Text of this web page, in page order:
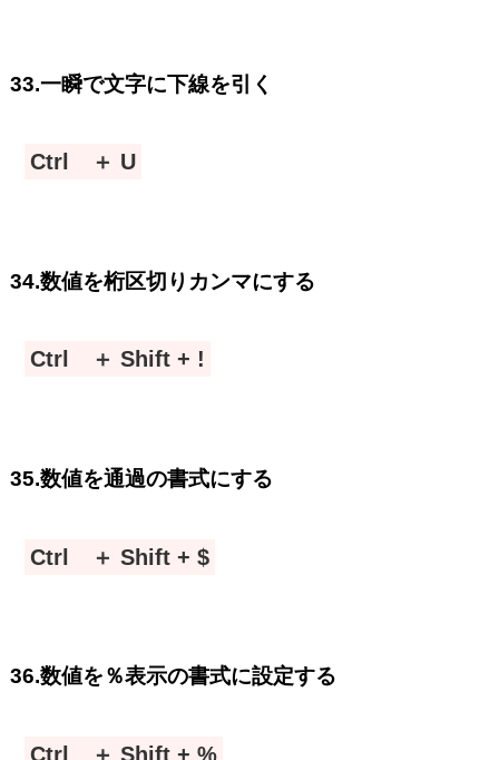
33.一瞬で文字に下線を引く
Ctrl ＋ U
34.数値を桁区切りカンマにする
Ctrl ＋ Shift + !
35.数値を通過の書式にする
Ctrl ＋ Shift + $
36.数値を％表示の書式に設定する
Ctrl ＋ Shift + %